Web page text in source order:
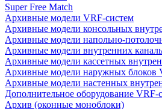
Super Free Match
Архивные модели VRF-систем
Архивные модели консольных
Архивные модели напольно-
Архивные модели внутренних
Архивные модели кассетных
Архивные модели наружных блоков
Архивные модели настенных
Дополнительное оборудование VRF-
Архив (оконные моноблоки)